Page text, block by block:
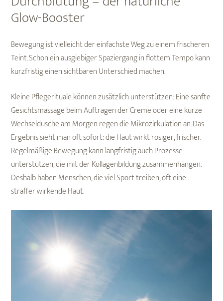
Glow-Booster
Bewegung ist vielleicht der einfachste Weg zu einem frischeren
Teint. Schon ein ausgiebiger Spaziergang in flottem Tempo kann
kurzfristig einen sichtbaren Unterschied machen.
Kleine Pflegerituale können zusätzlich unterstützen: Eine sanfte
Gesichtsmassage beim Auftragen der Creme oder eine kurze
Wechseldusche am Morgen regen die Mikrozirkulation an. Das
Ergebnis sieht man oft sofort: die Haut wirkt rosiger, frischer.
Regelmäßige Bewegung kann langfristig auch Prozesse
unterstützen, die mit der Kollagenbildung zusammenhängen.
Deshalb haben Menschen, die viel Sport treiben, oft eine
straffer wirkende Haut.